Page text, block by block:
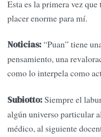
Esta es la primera vez
placer enorme para mí.
Noticias:“Puan” tiene
pensamiento, una
como lo interpela como
Subiotto:Siempre el
algún universo particular
médico, al siguiente